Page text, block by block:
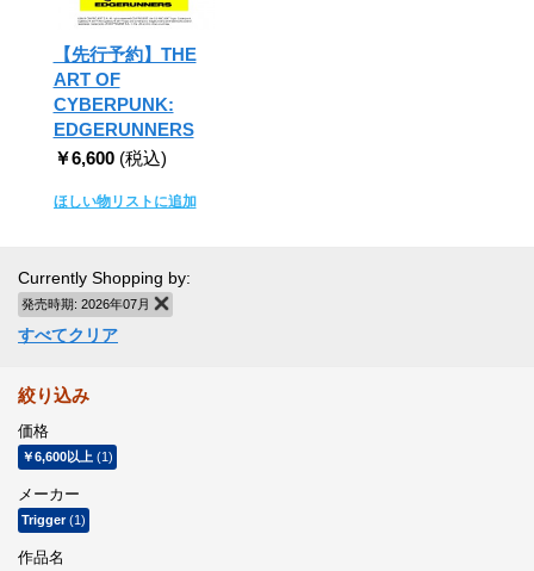
【先行予約】THE
ART OF
CYBERPUNK:
EDGERUNNERS
￥6,600 (税込)
ほしい物リストに追加
Currently Shopping by:
発売時期: 2026年07月
すべてクリア
絞り込み
価格
￥6,600以上 (1)
メーカー
Trigger(1)
作品名